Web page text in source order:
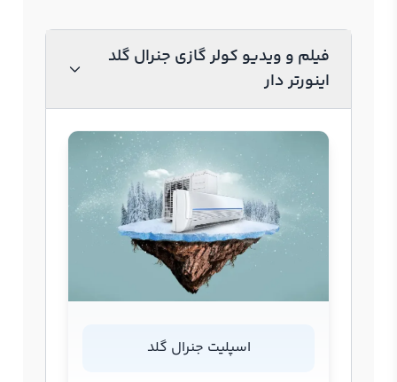
فیلم و ویدیو کولر گازی جنرال گلد
اینورتر دار
اسپلیت جنرال گلد